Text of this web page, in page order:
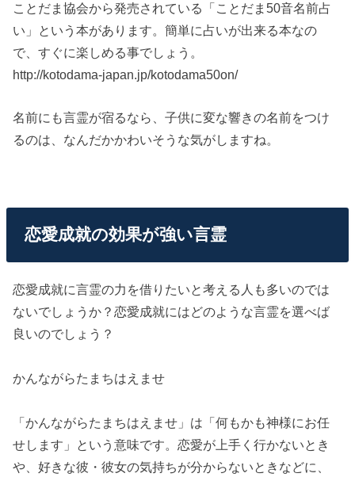
ことだま協会から発売されている「ことだま50音名前占
い」という本があります。簡単に占いが出来る本なの
で、すぐに楽しめる事でしょう。
http://kotodama-japan.jp/kotodama50on/
名前にも言霊が宿るなら、子供に変な響きの名前をつけ
るのは、なんだかかわいそうな気がしますね。
恋愛成就の効果が強い言霊
恋愛成就に言霊の力を借りたいと考える人も多いのでは
ないでしょうか？恋愛成就にはどのような言霊を選べば
良いのでしょう？
かんながらたまちはえませ
「かんながらたまちはえませ」は「何もかも神様にお任
せします」という意味です。恋愛が上手く行かないとき
や、好きな彼・彼女の気持ちが分からないときなどに、